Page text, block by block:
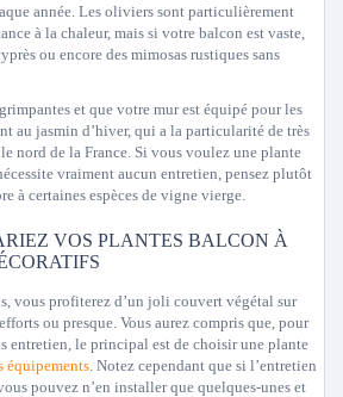
année. Les oliviers sont particulièrement
à la chaleur, mais si votre balcon est vaste,
ou encore des mimosas rustiques sans
et que votre mur est équipé pour les
au jasmin d’hiver, qui a la particularité de très
nord de la France. Si vous voulez une plante
vraiment aucun entretien, pensez plutôt
à certaines espèces de vigne vierge.
VOS PLANTES BALCON À
vous profiterez d’un joli couvert végétal sur
ou presque. Vous aurez compris que, pour
entretien, le principal est de choisir une plante
équipements. Notez cependant que si l’entretien
pouvez n’en installer que quelques-unes et